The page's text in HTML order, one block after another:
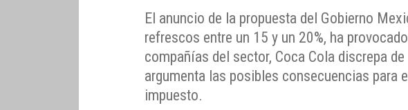
El anuncio de la propuesta del Gobierno
refrescos entre un 15 y un 20%, ha
compañías del sector, Coca Cola discrepa
argumenta las posibles consecuencias para
impuesto.